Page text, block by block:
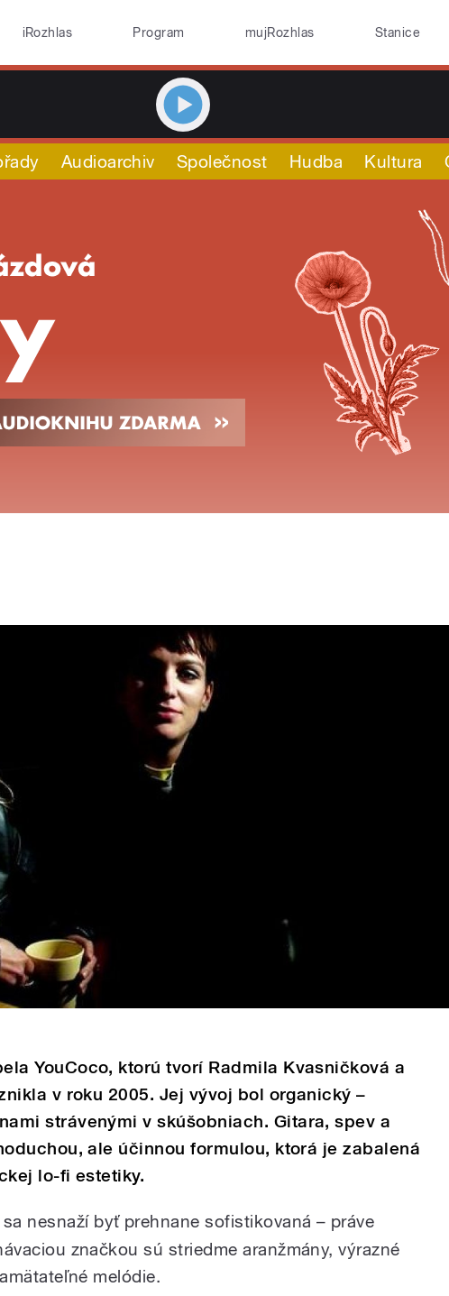
iRozhlas Program mujRozhlas Stanice
Audioarchiv Společnost Hudba Kultura
YouCoco, ktorú tvorí Radmila Kvasničková a
v roku 2005. Jej vývoj bol organický –
strávenými v skúšobniach. Gitara, spev a
ale účinnou formulou, ktorá je zabalená
lo-fi estetiky.
sa nesnaží byť prehnane sofistikovaná – práve
značkou sú striedme aranžmány, výrazné
melódie.